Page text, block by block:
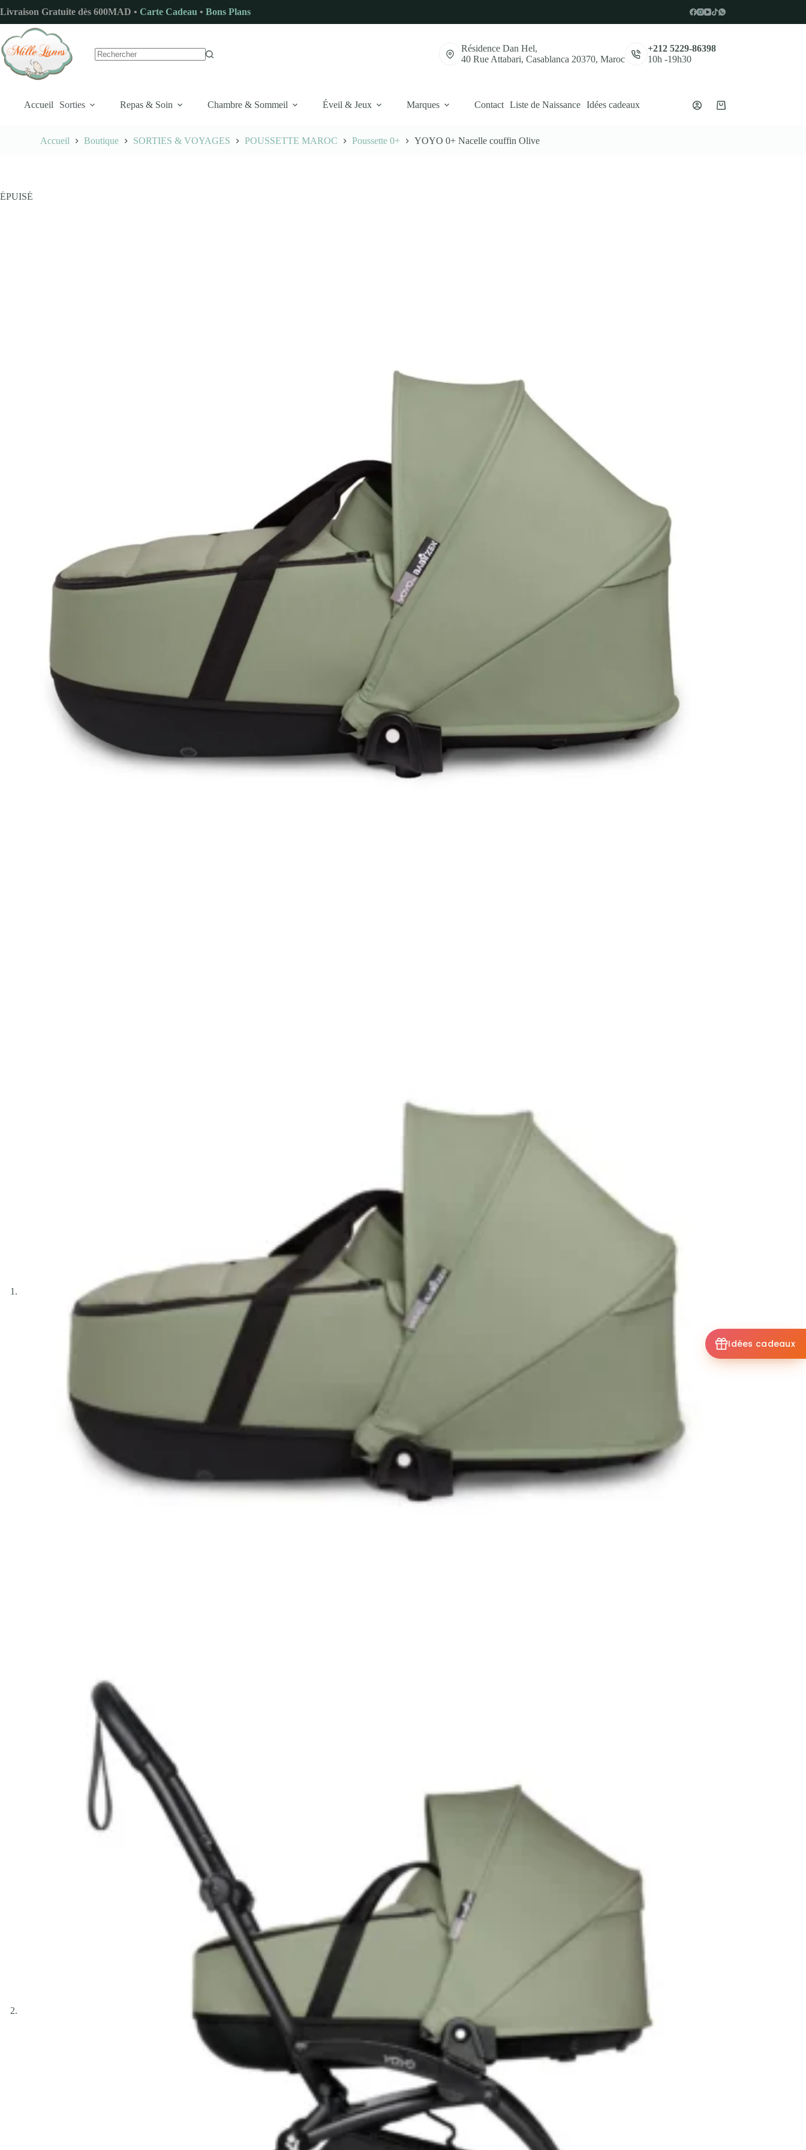
au
contenu
Livraison Gratuite dès 600MAD • Carte Cadeau • Bons Plans
Résidence Dan Hel,
40 Rue Attabari, Casablanca 20370, Maroc
+212 5229-86398
10h -19h30
Accueil Sorties Repas & Soin Chambre & Sommeil Éveil & Jeux Marques Contact Liste de Naissance Idées cadeaux
Panier
Accueil Boutique SORTIES & VOYAGES POUSSETTE MAROC Poussette 0+ YOYO 0+ Nacelle couffin Olive
ÉPUISÉ
Idées cadeaux